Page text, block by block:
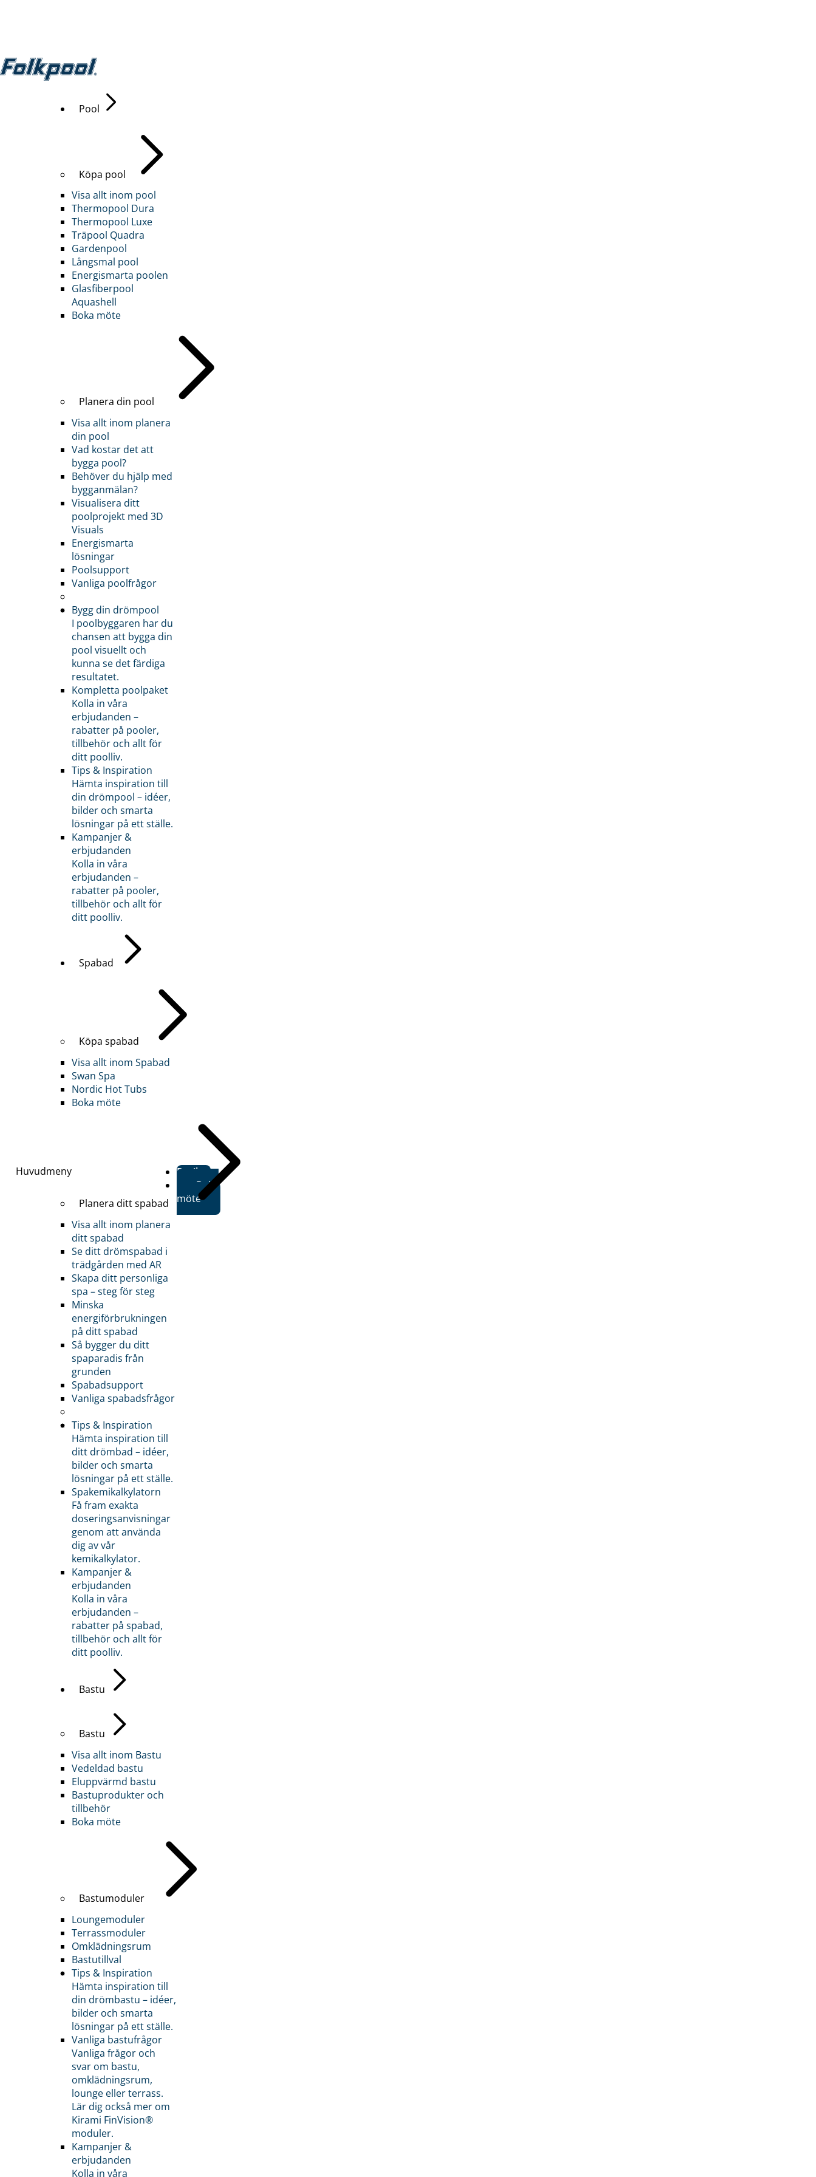
Huvudmeny
Pool
Köpa pool
Visa allt inom pool
Thermopool Dura
Thermopool Luxe
Träpool Quadra
Gardenpool
Långsmal pool
Energismarta poolen
Glasfiberpool
Aquashell
Boka möte
Planera din pool
Visa allt inom planera
din pool
Vad kostar det att
bygga pool?
Behöver du hjälp med
bygganmälan?
Visualisera ditt
poolprojekt med 3D
Visuals
Energismarta
lösningar
Poolsupport
Vanliga poolfrågor
Bygg din drömpool
I poolbyggaren har du
chansen att bygga din
pool visuellt och
kunna se det färdiga
resultatet.
Kompletta poolpaket
Kolla in våra
erbjudanden –
rabatter på pooler,
tillbehör och allt för
ditt poolliv.
Tips & Inspiration
Hämta inspiration till
din drömpool – idéer,
bilder och smarta
lösningar på ett ställe.
Kampanjer &
erbjudanden
Kolla in våra
erbjudanden –
rabatter på pooler,
tillbehör och allt för
ditt poolliv.
Spabad
Köpa spabad
Visa allt inom Spabad
Swan Spa
Nordic Hot Tubs
Boka möte
Planera ditt spabad
Visa allt inom planera
ditt spabad
Se ditt drömspabad i
trädgården med AR
Skapa ditt personliga
spa – steg för steg
Minska
energiförbrukningen
på ditt spabad
Så bygger du ditt
spaparadis från
grunden
Spabadsupport
Vanliga spabadsfrågor
Tips & Inspiration
Hämta inspiration till
ditt drömbad – idéer,
bilder och smarta
lösningar på ett ställe.
Spakemikalkylatorn
Få fram exakta
doseringsanvisningar
genom att använda
dig av vår
kemikalkylator.
Kampanjer &
erbjudanden
Kolla in våra
erbjudanden –
rabatter på spabad,
tillbehör och allt för
ditt poolliv.
Bastu
Bastu
Visa allt inom Bastu
Vedeldad bastu
Eluppvärmd bastu
Bastuprodukter och
tillbehör
Boka möte
Bastumoduler
Loungemoduler
Terrassmoduler
Omklädningsrum
Bastutillval
Tips & Inspiration
Hämta inspiration till
din drömbastu – idéer,
bilder och smarta
lösningar på ett ställe.
Vanliga bastufrågor
Vanliga frågor och
svar om bastu,
omklädningsrum,
lounge eller terrass.
Lär dig också mer om
Kirami FinVision®
moduler.
Kampanjer &
erbjudanden
Kolla in våra
Butiker
Boka
möte